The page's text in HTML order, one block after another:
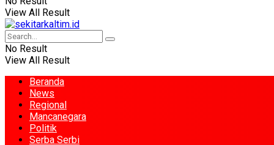
View All Result
No Result
View All Result
Beranda
News
Regional
Mancanegara
Politik
Serba Serbi